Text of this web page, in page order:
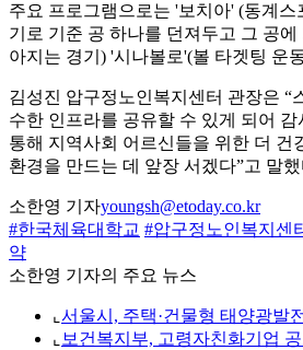
주요 프로그램으로는 '보치아' (동계스
기로 기준 공 하나를 던져두고 그 공
아지는 경기) '시나볼로'(볼 타겟팅 운
김성진 압구정노인복지센터 관장은 “
수한 인프라를 공유할 수 있게 되어
통해 지역사회 어르신들을 위한 더 건
환경을 만드는 데 앞장 서겠다”고 말했
소한영 기자youngsh@etoday.co.kr
#한국체육대학교 #압구정노인복지센
약
소한영 기자의 주요 뉴스
⌞ 서울시, 주택·건물형 태양광발
⌞ 보건복지부, 고령자친화기업 공